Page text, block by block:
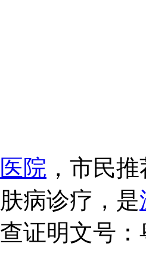
院 ，市民
病诊疗，是
证明文号